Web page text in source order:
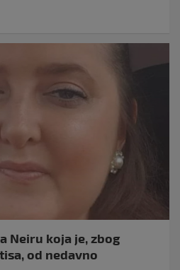
Neiru koja je, zbog
od nedavno